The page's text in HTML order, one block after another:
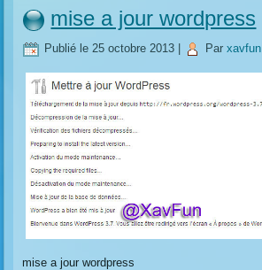
mise a jour wordpress
Publié le 25 octobre 2013 Par xavfun
mise a jour wordpress